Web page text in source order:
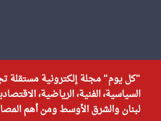
"كل يوم" مجلة إلكترونية مستقلة
السياسية، الفنية، الرياضية،
لبنان والشرق الأوسط ومن أهم